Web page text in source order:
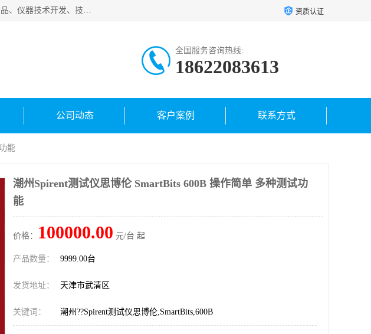
天津市信仪科科技有限公司成立于2013年，注册地位于天津市西青区。经营范围包括计算机软件、电子产品、仪器技术开发、技术转让、技术咨询、技术服务、网络工程、电子监控工程安装等；主要产品有：网络流量测试仪、Ixia XM2、XM12、XGS2、XGS12、400T、1600T、X16网络协议分析仪，Agilent N2X 等等各种型号，欢迎来电咨询。 资质认证
全国服务咨询热线:
18622083613
公司动态 客户案例 联系方式
能
潮州Spirent测试仪思博伦 SmartBits 600B 操作简单 多种测试功
能
价格： 100000.00 元/台 起
产品数量： 9999.00台
发货地址： 天津市武清区
关键词： 潮州??Spirent测试仪思博伦,SmartBits,600B